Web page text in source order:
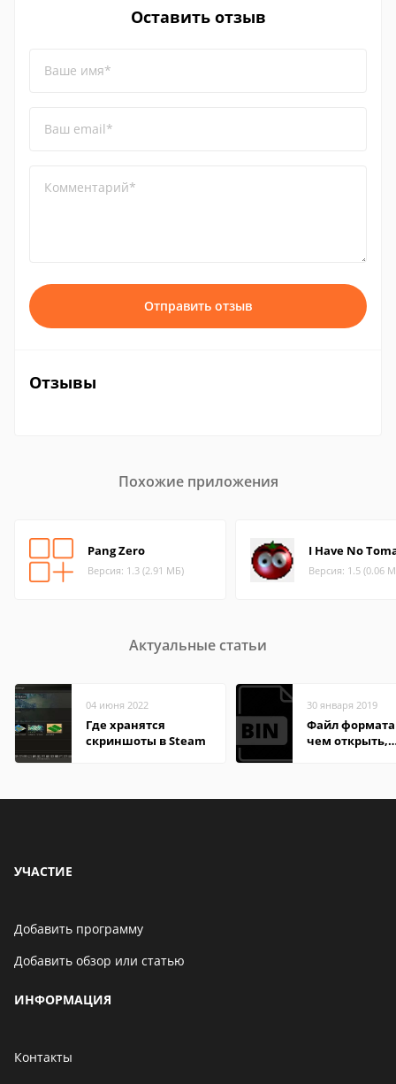
Оставить отзыв
Ваше имя*
Ваш email*
Комментарий*
Отправить отзыв
Отзывы
Похожие приложения
Pang Zero
Версия: 1.3 (2.91 МБ)
I Have No
Версия: 1.5 (0.06
Актуальные статьи
04 июня 2022
Где хранятся
скриншоты в Steam
30 января 2019
Файл формата
чем открыть,
УЧАСТИЕ
Добавить программу
Добавить обзор или статью
ИНФОРМАЦИЯ
Контакты